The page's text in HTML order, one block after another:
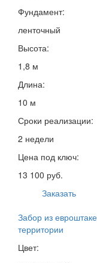
Фундамент:
ленточный
Высота:
1,8 м
Длина:
10 м
Сроки реализации:
2 недели
Цена под ключ:
13 100 руб.
Заказать
Забор из
территории
Цвет: